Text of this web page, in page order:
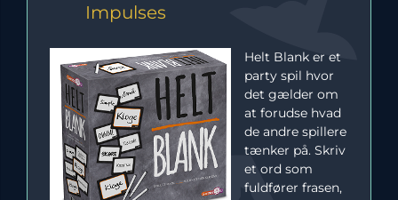
Impulses
Helt Blank er et
party spil hvor
det gælder om
at forudse hvad
de andre spillere
tænker på. Skriv
et ord som
fuldfører frasen,